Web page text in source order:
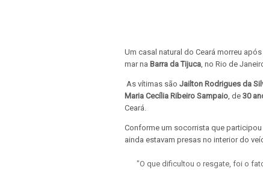
Um casal natural do Ceará morreu
mar na Barra da Tijuca , no Rio de
As vítimas são Jailton Rodrigues da
Maria Cecília Ribeiro Sampaio , de 30
Ceará.
Conforme um socorrista que
ainda estavam presas no interior do
"O que dificultou o resgate, foi o